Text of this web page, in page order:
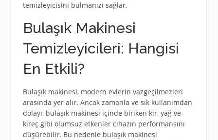
temizleyicisini bulmanızı sağlar.
Bulaşık Makinesi
Temizleyicileri: Hangisi
En Etkili?
Bulaşık makinesi, modern evlerin vazgeçilmezleri
arasında yer alır. Ancak zamanla ve sık kullanımdan
dolayı, bulaşık makinesi içinde biriken kir, yağ ve
kireç gibi olumsuz etkenler cihazın performansını
düşürebilir. Bu nedenle bulaşık makinesi